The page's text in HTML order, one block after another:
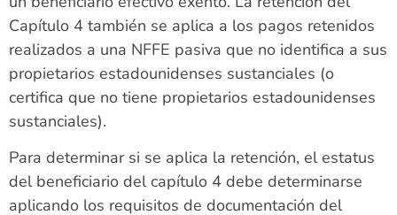
Capítulo 4 también se aplica a los pagos retenidos
realizados a una NFFE pasiva que no identifica a sus
propietarios estadounidenses sustanciales (o
certifica que no tiene propietarios estadounidenses
sustanciales).
Para determinar si se aplica la retención, el estatus
del beneficiario del capítulo 4 debe determinarse
aplicando los requisitos de documentación del